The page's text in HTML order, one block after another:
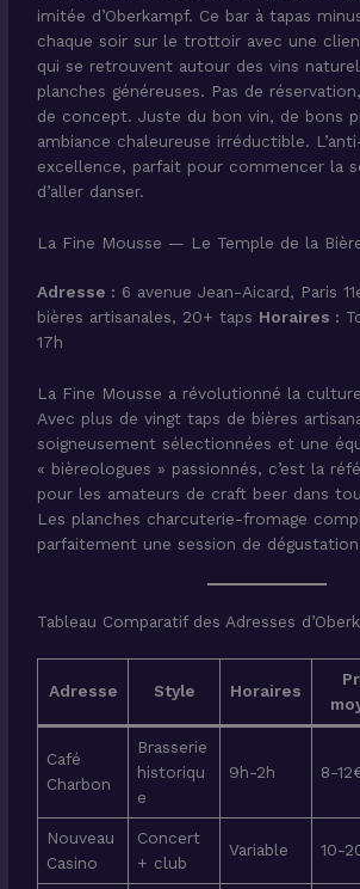
imitée d’Oberkampf. Ce bar à tapas
chaque soir sur le trottoir avec une
qui se retrouvent autour des vins
planches généreuses. Pas de
de concept. Juste du bon vin, de bons
ambiance chaleureuse irréductible.
excellence, parfait pour commencer la
d’aller danser.
La Fine Mousse — Le Temple de la
Adresse : 6 avenue Jean-Aicard, Paris
bières artisanales, 20+ taps Horaires :
17h
La Fine Mousse a révolutionné la
Avec plus de vingt taps de bières
soigneusement sélectionnées et une
« bièreologues » passionnés, c’est la
pour les amateurs de craft beer dans
Les planches charcuterie-fromage
parfaitement une session de
Tableau Comparatif des Adresses
Adresse Style Horaires
Café
Charbon
Brasserie
historiqu
e
9h-2h 8-
Nouveau
Casino
Concert
+ club
Variable 10-